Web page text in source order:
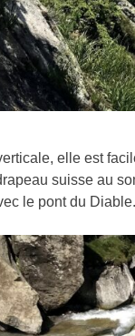
elle est
suisse au
le pont du Diable.